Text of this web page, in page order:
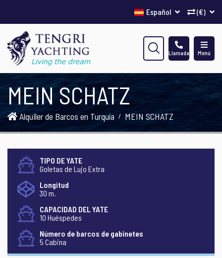
(€)
Español
Menú
Llamada
MEIN SCHATZ
Alquiler de Barcos en Turquía MEIN SCHATZ
TIPO DE YATE
Goletas de Lujo Extra
Longitud
30 m.
CAPACIDAD DEL YATE
10 Huéspedes
Número de barcos de gabinetes
5 Cabina